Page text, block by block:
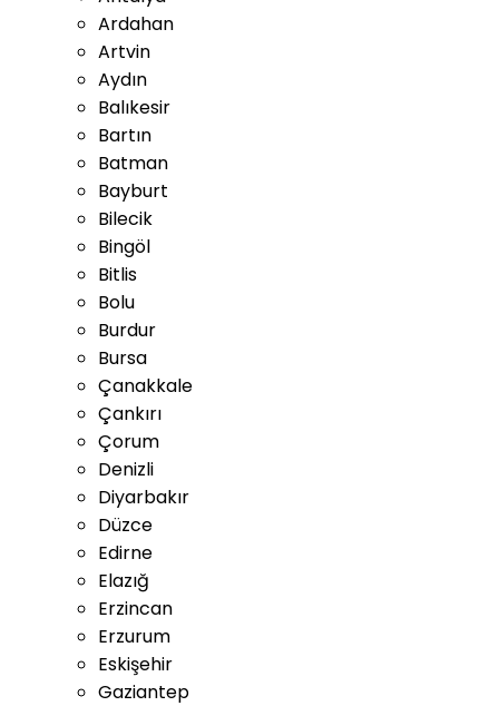
Ardahan
Artvin
Aydın
Balıkesir
Bartın
Batman
Bayburt
Bilecik
Bingöl
Bitlis
Bolu
Burdur
Bursa
Çanakkale
Çankırı
Çorum
Denizli
Diyarbakır
Düzce
Edirne
Elazığ
Erzincan
Erzurum
Eskişehir
Gaziantep